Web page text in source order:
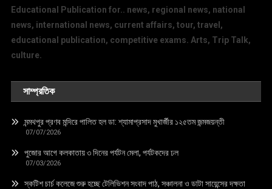
Educational Publication for.. news, regional news, national
news, international news, current affairs, tour, travel,
educational publication, competitive exams. Arts, Trip Talk,
culture.
সাম্প্রতিক
মন্মথপুর প্রণব মন্দিরে পালিত হল ডা: শ্যামাপ্রসাদ মুখার্জীর ১২৫তম জন্মজয়ন্তী
07/07/2026
পুজোর আগে কলকাতায় ৩ দিনের পর্যটন মেলা, পর্যটকদের ঢল
07/03/2026
স্কটিশ চার্চ কলেজে শুরু হচ্ছে টেলিভিশন সংবাদ পাঠ, সঞ্চালনা ও ডাটা সায়েন্সের দক্ষতা